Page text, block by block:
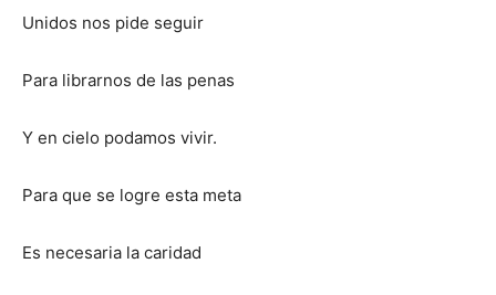
Unidos nos pide seguir
Para librarnos de las penas
Y en cielo podamos vivir.
Para que se logre esta meta
Es necesaria la caridad